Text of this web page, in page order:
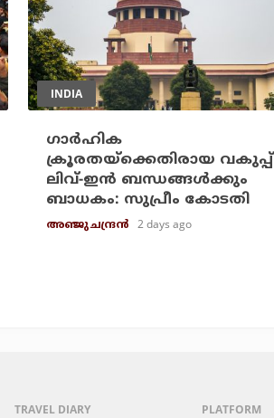
INDIA
ഗാര്‍ഹിക
ക്രൂരതയ്ക്കെതിരായ വകുപ്പ്
ലിവ്-ഇന്‍ ബന്ധങ്ങള്‍ക്കും
ബാധകം: സുപ്രീം കോടതി
അഞ്ജു ചന്ദ്രന്‍ 2 days ago
TRAVEL DIARY PLATFORM